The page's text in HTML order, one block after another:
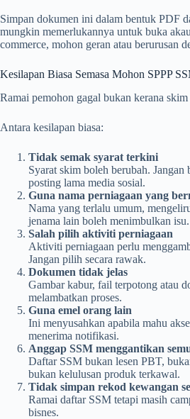
Simpan dokumen ini dalam bentuk PDF
mungkin memerlukannya untuk buka
commerce, mohon geran atau berurusan
Kesilapan Biasa Semasa Mohon SPPP
Ramai pemohon gagal bukan kerana
Antara kesilapan biasa:
Tidak semak syarat terkini
Syarat skim boleh berubah. Jangan
posting lama media sosial.
Guna nama perniagaan yang
Nama yang terlalu umum,
jenama lain boleh menimbulkan isu.
Salah pilih aktiviti perniagaan
Aktiviti perniagaan perlu
Jangan pilih secara rawak.
Dokumen tidak jelas
Gambar kabur, fail terpotong atau
melambatkan proses.
Guna emel orang lain
Ini menyusahkan apabila mahu
menerima notifikasi.
Anggap SSM menggantikan
Daftar SSM bukan lesen PBT,
bukan kelulusan produk terkawal.
Tidak simpan rekod kewangan
Ramai daftar SSM tetapi masih
bisnes.